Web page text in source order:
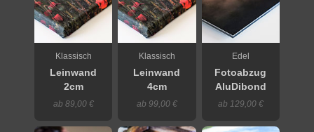
Klassisch
Leinwand
2cm
ab 89,00 €
Klassisch
Leinwand
4cm
ab 99,00 €
Edel
Fotoabzug
AluDibond
ab 129,00 €